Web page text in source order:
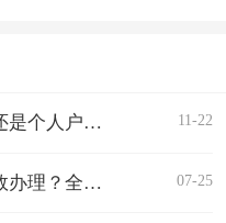
应届毕业生入户深圳是集体户还是个人户?如何选择? 11-22
应届毕业生入户深圳，如何高效办理？全面解析2024流程 07-25